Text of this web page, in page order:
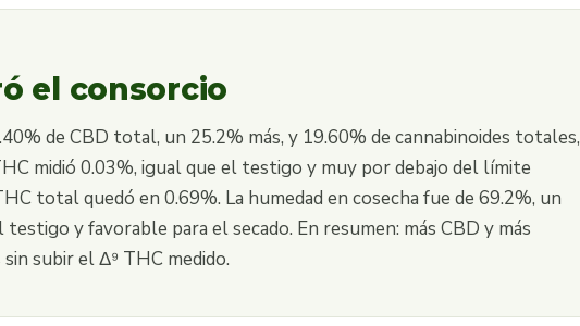
el consorcio
de CBD total, un 25.2% más, y 19.60% de cannabinoides totales,
midió 0.03%, igual que el testigo y muy por debajo del límite
total quedó en 0.69%. La humedad en cosecha fue de 69.2%, un
y favorable para el secado. En resumen: más CBD y más
subir el Δ⁹ THC medido.